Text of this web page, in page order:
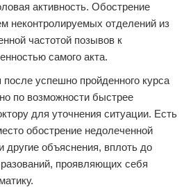
активность. Обострение
неконтролируемых отделений из
частотой позывов к
самого акта.
успешно пройденного курса
по возможности быстрее
для уточнения ситуации. Есть
обострение недолеченной
другие объяснения, вплоть до
проявляющих себя